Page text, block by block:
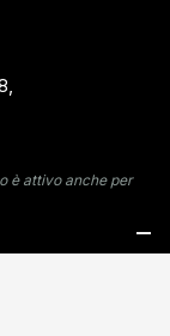
è attivo anche per